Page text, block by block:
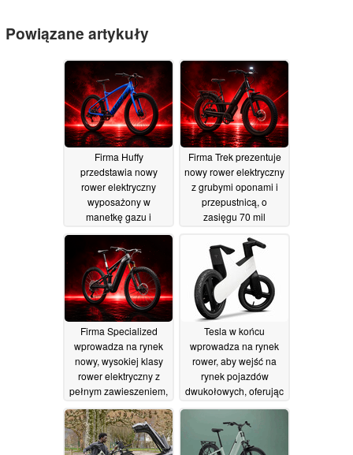
Powiązane artykuły
Firma Huffy
przedstawia nowy
rower elektryczny
wyposażony w
manetkę gazu i
30/07/2026
Firma Trek prezentuje
nowy rower elektryczny
z grubymi oponami i
przepustnicą, o
zasięgu 70 mil
Firma Specialized
wprowadza na rynek
nowy, wysokiej klasy
rower elektryczny z
pełnym zawieszeniem,
13 000 dolarów
25/07/2026
Tesla w końcu
wprowadza na rynek
rower, aby wejść na
rynek pojazdów
dwukołowych, oferując
typu „strider”18/07/2026